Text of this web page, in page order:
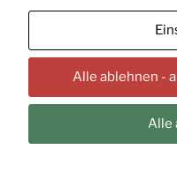
erfolgen.
medizinische
Alle ablehnen -
Alle